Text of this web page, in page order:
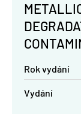
Rok vydání
Vydání